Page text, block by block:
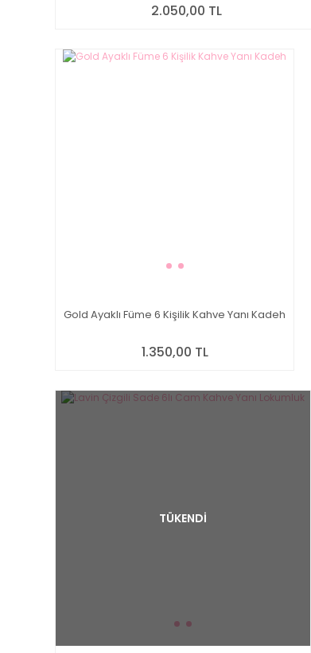
2.050,00 TL
Gold Ayaklı Füme 6 Kişilik Kahve Yanı Kadeh
1.350,00 TL
TÜKENDİ